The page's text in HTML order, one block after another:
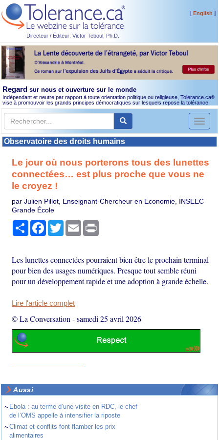
Directeur / Éditeur: Victor Teboul, Ph.D.
[English ]
Regard sur nous et ouverture sur le monde
Indépendant et neutre par rapport à toute orientation politique ou religieuse, Tolerance.ca®
vise à promouvoir les grands principes démocratiques sur lesquels repose la tolérance.
Toggle
Observatoire des droits humains
Le jour où nous porterons tous des lunettes
connectées… est plus proche que vous ne
le croyez !
par Julien Pillot, Enseignant-Chercheur en Economie, INSEEC
Grande École
PartagerFacebook
TwitterEmail
Les lunettes connectées pourraient bien être le prochain terminal
pour bien des usages numériques. Presque tout semble réuni
pour un développement rapide et une adoption à grande échelle.
Lire l'article complet
© La Conversation -samedi 25 avril 2026
Aussi
~ Ebola : au terme d’une visite en RDC, le chef
de l’OMS appelle à intensifier la riposte
~Climat et conflits font flamber les prix
alimentaires